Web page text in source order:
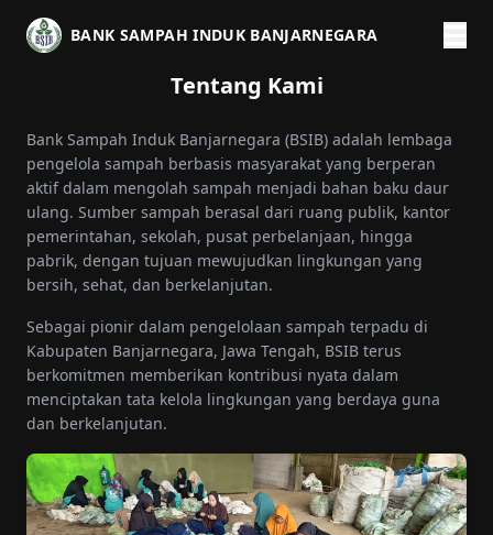
BANK SAMPAH INDUK BANJARNEGARA
INDUK BANJARNEGARA
Mitra kerja dalam bidang daur ulang untuk mendukung pengolahan
yang berkelanjutan.
Tentang Kami
Bank Sampah Induk Banjarnegara (BSIB) adalah lembaga
pengelola sampah berbasis masyarakat yang berperan
aktif dalam mengolah sampah menjadi bahan baku daur
ulang. Sumber sampah berasal dari ruang publik, kantor
pemerintahan, sekolah, pusat perbelanjaan, hingga
pabrik, dengan tujuan mewujudkan lingkungan yang
bersih, sehat, dan berkelanjutan.
Sebagai pionir dalam pengelolaan sampah terpadu di
Kabupaten Banjarnegara, Jawa Tengah, BSIB terus
berkomitmen memberikan kontribusi nyata dalam
menciptakan tata kelola lingkungan yang berdaya guna
dan berkelanjutan.